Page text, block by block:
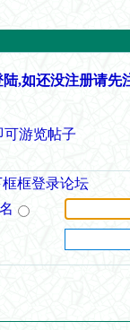
,如还没注册请先
可游览帖子
框登录论坛